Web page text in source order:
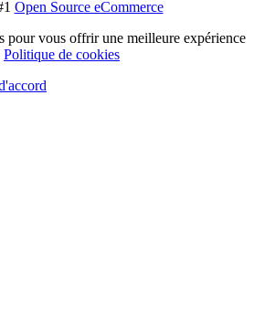
Open Source eCommerce
pour vous offrir une meilleure expérience
Politique de cookies